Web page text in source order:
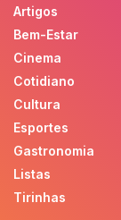
Artigos
Bem-Estar
Cinema
Cotidiano
Cultura
Esportes
Gastronomia
Listas
Tirinhas